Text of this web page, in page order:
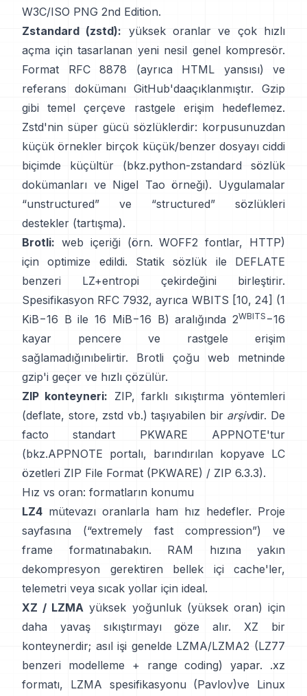
W3C/ISO PNG 2nd Edition.
Zstandard (zstd): yüksek oranlar ve çok hızlı
açma için tasarlanan yeni nesil genel kompresör.
Format
RFC 8878 (ayrıca HTML yansısı) ve
referans dokümanı GitHub'daaçıklanmıştır. Gzip
gibi temel çerçeve
rastgele erişim hedeflemez.
Zstd'nin süper gücü sözlüklerdir: korpusunuzdan
küçük örnekler birçok küçük/benzer dosyayı ciddi
biçimde küçültür (bkz.python-zstandard sözlük
dokümanları ve Nigel Tao örneği). Uygulamalar
“unstructured” ve “structured” sözlükleri
destekler (tartışma).
Brotli: web içeriği (örn. WOFF2 fontlar, HTTP)
için optimize edildi. Statik sözlük ile DEFLATE
benzeri LZ+entropi çekirdeğini birleştirir.
Spesifikasyon RFC 7932, ayrıca WBITS [10, 24] (1
KiB−16 B ile 16 MiB−16 B) aralığında 2WBITS −16
kayar pencere ve
rastgele erişim
sağlamadığınıbelirtir. Brotli çoğu web metninde
gzip'i geçer ve hızlı çözülür.
ZIP konteyneri: ZIP, farklı sıkıştırma yöntemleri
(deflate, store, zstd vb.) taşıyabilen bir arşivdir. De
facto standart PKWARE APPNOTE'tur
(bkz.APPNOTE portalı, barındırılan kopyave LC
özetleri ZIP File Format (PKWARE) / ZIP 6.3.3).
Hız vs oran: formatların konumu
LZ4 mütevazı oranlarla ham hız hedefler. Proje
sayfasına
(“extremely fast compression”) ve
frame formatınabakın. RAM hızına yakın
dekompresyon gerektiren bellek içi cache'ler,
telemetri veya sıcak yollar için ideal.
XZ / LZMA yüksek yoğunluk (yüksek oran) için
daha yavaş sıkıştırmayı göze alır. XZ bir
konteynerdir; asıl işi genelde LZMA/LZMA2 (LZ77
benzeri modelleme + range coding) yapar.
.xz
formatı, LZMA spesifikasyonu (Pavlov)ve Linux